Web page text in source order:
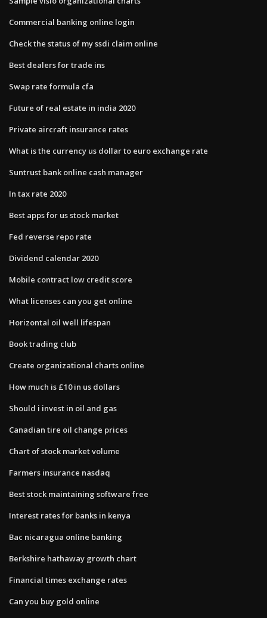
Commercial banking online login
Check the status of my ssdi claim online
Best dealers for trade ins
Swap rate formula cfa
Future of real estate in india 2020
Private aircraft insurance rates
What is the currency us dollar to euro exchange rate
Suntrust bank online cash manager
In tax rate 2020
Best apps for us stock market
Fed reverse repo rate
Dividend calendar 2020
Mobile contract low credit score
What licenses can you get online
Horizontal oil well lifespan
Book trading club
Create organizational charts online
How much is £10 in us dollars
Should i invest in oil and gas
Canadian tire oil change prices
Chart of stock market volume
Farmers insurance nasdaq
Best stock maintaining software free
Interest rates for banks in kenya
Bac nicaragua online banking
Berkshire hathaway growth chart
Financial times exchange rates
Can you buy gold online